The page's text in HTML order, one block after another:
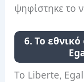
ψηφίστηκε το
6. Το
Το Liberte,